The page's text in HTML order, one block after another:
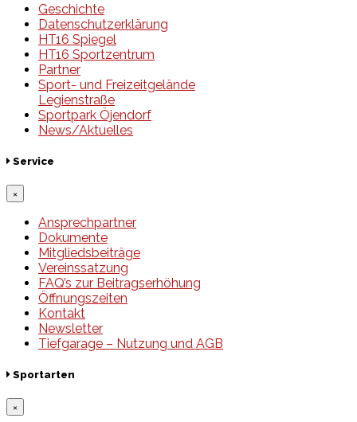
Geschichte
Datenschutzerklärung
HT16 Spiegel
HT16 Sportzentrum
Partner
Sport- und Freizeitgelände
Legienstraße
Sportpark Öjendorf
News/Aktuelles
Service
×
Ansprechpartner
Dokumente
Mitgliedsbeiträge
Vereinssatzung
FAQ’s zur Beitragserhöhung
Öffnungszeiten
Kontakt
Newsletter
Tiefgarage – Nutzung und AGB
Sportarten
×